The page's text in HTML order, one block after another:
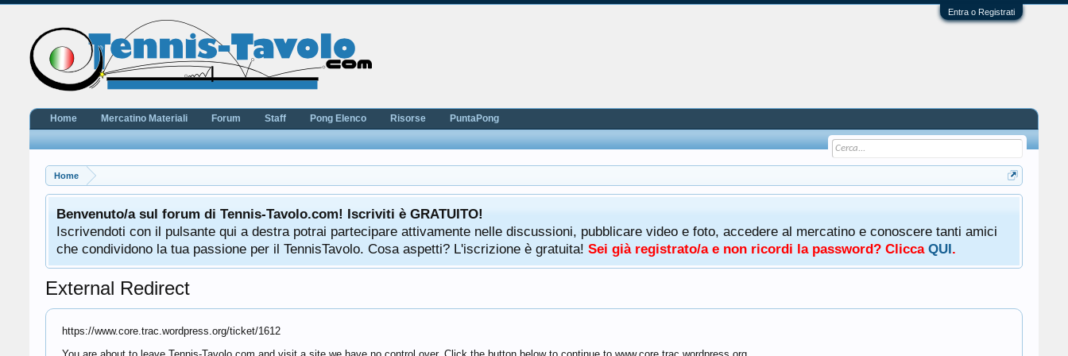
Entra o Registrati
Home
Benvenuto/a sul forum di Tennis-Tavolo.com! Iscriviti è GRATUITO!
Iscrivendoti con il pulsante qui a destra potrai partecipare attivamente nelle discussioni, pubblicare video e foto, accedere al mercatino e conoscere tanti amici
che condividono la tua passione per il TennisTavolo. Cosa aspetti? L'iscrizione è gratuita! Sei già registrato/a e non ricordi la password? Clicca QUI.
External Redirect
https://www.core.trac.wordpress.org/ticket/1612
Home Mercatino Materiali Forum Staff Pong Elenco Risorse PuntaPong